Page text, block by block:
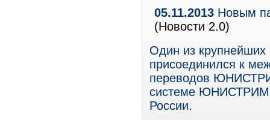
05.11.2013 Новым
(Новости 2.0)
Один из
присоединился к
переводов
системе ЮНИСТРИМ
России.